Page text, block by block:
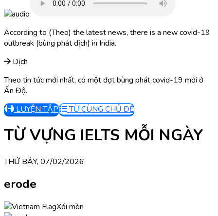
According to (Theo) the latest news, there is a new covid-19
outbreak (bùng phát dịch) in India.
Dịch
Theo tin tức mới nhất, có một đợt bùng phát covid-19 mới ở
Ấn Độ.
LUYỆN TẬP
TỪ CÙNG CHỦ ĐỀ
TỪ VỰNG IELTS MỖI NGÀY
THỨ BẢY, 07/02/2026
erode
Xói mòn